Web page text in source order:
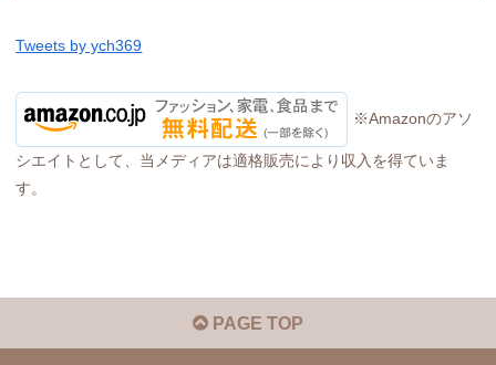
Tweets by ych369
※Amazonのアソ
シエイトとして、当メディアは適格販売により収入を得ていま
す。
PAGE TOP